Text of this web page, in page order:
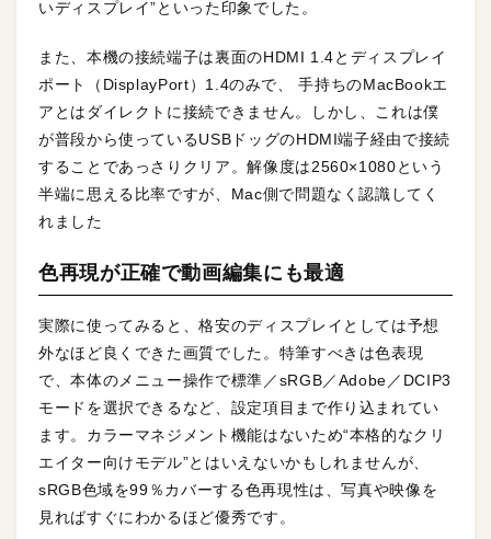
いディスプレイ”といった印象でした。
また、本機の接続端子は裏面のHDMI 1.4とディスプレイ
ポート（DisplayPort）1.4のみで、 手持ちのMacBookエ
アとはダイレクトに接続できません。しかし、これは僕
が普段から使っているUSBドッグのHDMI端子経由で接続
することであっさりクリア。解像度は2560×1080という
半端に思える比率ですが、Mac側で問題なく認識してく
れました
色再現が正確で動画編集にも最適
実際に使ってみると、格安のディスプレイとしては予想
外なほど良くできた画質でした。特筆すべきは色表現
で、本体のメニュー操作で標準／sRGB／Adobe／DCIP3
モードを選択できるなど、設定項目まで作り込まれてい
ます。カラーマネジメント機能はないため“本格的なクリ
エイター向けモデル”とはいえないかもしれませんが、
sRGB色域を99％カバーする色再現性は、写真や映像を
見ればすぐにわかるほど優秀です。